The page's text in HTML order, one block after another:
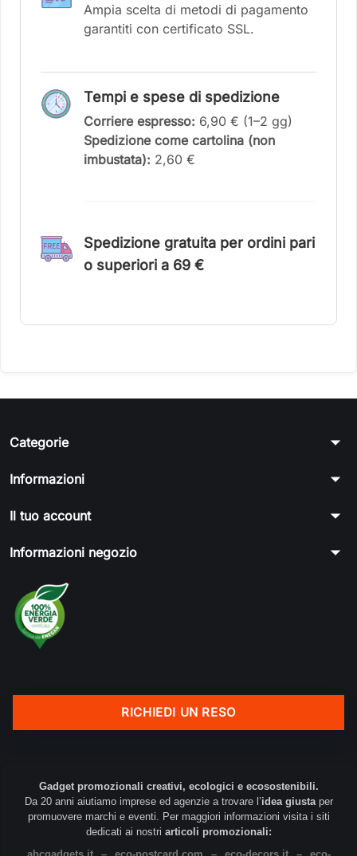
Ampia scelta di metodi di pagamento
garantiti con certificato SSL.
Tempi e spese di spedizione
Corriere espresso: 6,90 € (1–2 gg)
Spedizione come cartolina (non
imbustata): 2,60 €
Spedizione gratuita per ordini pari
o superiori a 69 €
Categorie arrow_drop_down
Informazioni arrow_drop_down
Il tuo account arrow_drop_down
Informazioni negozio arrow_drop_down
RICHIEDI UN RESO
Gadget promozionali creativi, ecologici e ecosostenibili.
Da 20 anni aiutiamo imprese ed agenzie a trovare l’idea giustaper
promuovere marchi e eventi. Per maggiori informazioni visita i siti
dedicati ai nostri articoli promozionali: